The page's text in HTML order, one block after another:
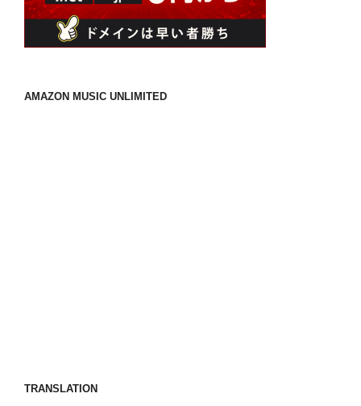
AMAZON MUSIC UNLIMITED
TRANSLATION